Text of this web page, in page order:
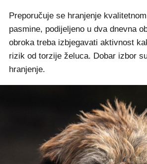
Preporučuje se hranjenje
pasmine, podijeljeno u dva dnevna
obroka treba izbjegavati aktivnost
rizik od torzije želuca. Dobar izbor
hranjenje.